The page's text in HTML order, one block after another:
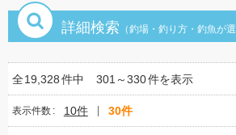
詳細検索 （釣場・釣り方・釣魚が
全19,328件中 301～330件を表示
表示件数 10件 30件